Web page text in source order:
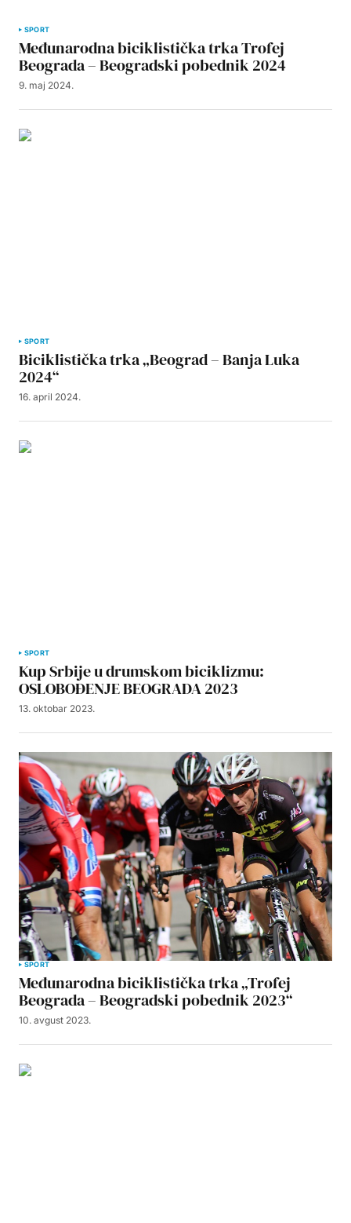
SPORT
Međunarodna biciklistička trka Trofej
Beograda – Beogradski pobednik 2024
9. maj 2024.
SPORT
Biciklistička trka „Beograd – Banja Luka
2024“
16. april 2024.
SPORT
Kup Srbije u drumskom biciklizmu:
OSLOBOĐENJE BEOGRADA 2023
13. oktobar 2023.
SPORT
Međunarodna biciklistička trka „Trofej
Beograda – Beogradski pobednik 2023“
10. avgust 2023.